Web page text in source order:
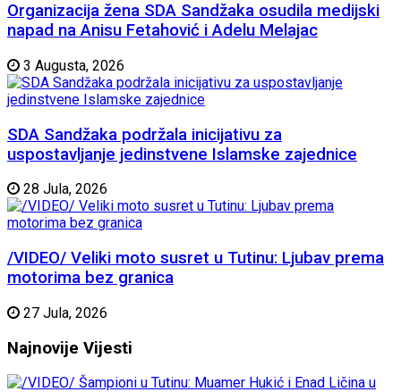
Organizacija žena SDA Sandžaka osudila medijski
napad na Anisu Fetahović i Adelu Melajac
3 Augusta, 2026
SDA Sandžaka podržala inicijativu za
uspostavljanje jedinstvene Islamske zajednice
28 Jula, 2026
/VIDEO/ Veliki moto susret u Tutinu: Ljubav prema
motorima bez granica
27 Jula, 2026
Najnovije Vijesti